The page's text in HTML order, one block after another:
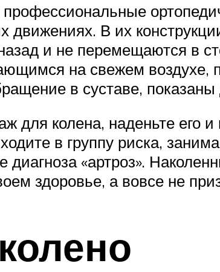
движениях. В их
и не перемещаются в
на свежем воздухе,
в суставе,
для колена, наденьте его
в группу риска,
«артроз».
здоровье, а вовсе не